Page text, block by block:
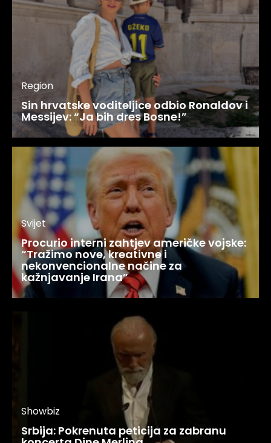
Region
Sin hrvatske voditeljice odbio Ronaldov i
Messijev: “Ja bih dres Bosne!”
Svijet
Procurio interni zahtjev američke vojske:
“Tražimo nove, kreativne i
nekonvencionalne načine za
kažnjavanje Irana”
Showbiz
Srbija: Pokrenuta peticija za zabranu